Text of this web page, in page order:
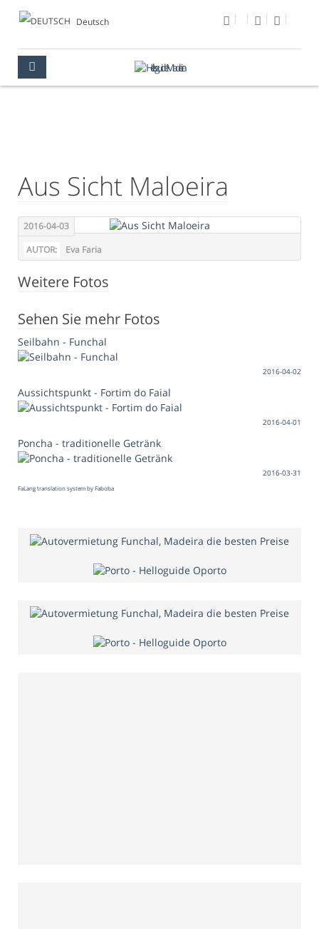
Deutsch
Aus Sicht Maloeira
2016-04-03
AUTOR:
Eva Faria
Weitere Fotos
Sehen Sie mehr Fotos
Seilbahn - Funchal
2016-04-02
Aussichtspunkt - Fortim do Faial
2016-04-01
Poncha - traditionelle Getränk
2016-03-31
FaLang translation system by Faboba